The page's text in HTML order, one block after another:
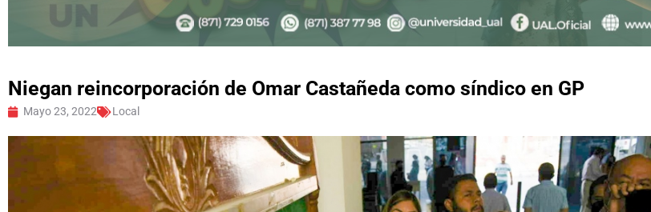
Niegan reincorporación de Omar Castañeda como síndico en GP
Mayo 23, 2022 Local